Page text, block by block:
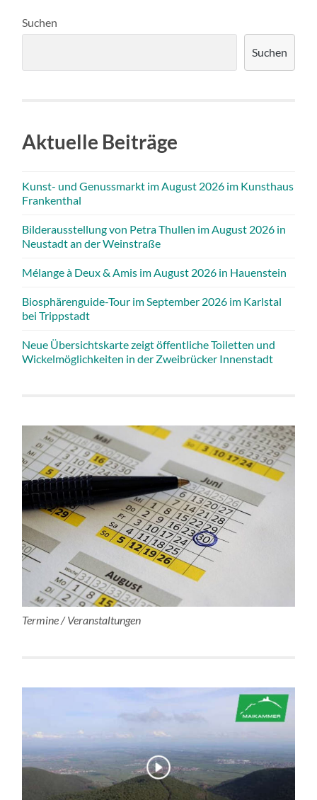
Suchen
Suchen
Aktuelle Beiträge
Kunst- und Genussmarkt im August 2026 im Kunsthaus
Frankenthal
Bilderausstellung von Petra Thullen im August 2026 in
Neustadt an der Weinstraße
Mélange à Deux & Amis im August 2026 in Hauenstein
Biosphärenguide-Tour im September 2026 im Karlstal
bei Trippstadt
Neue Übersichtskarte zeigt öffentliche Toiletten und
Wickelmöglichkeiten in der Zweibrücker Innenstadt
Termine / Veranstaltungen